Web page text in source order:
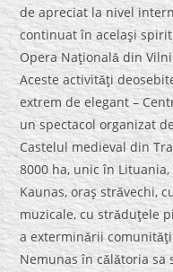
de apreciat la nivel
continuat în acelaşi
Opera Naţionalǎ din
Aceste activitǎţi
extrem de elegant –
un spectacol organizat
Castelul medieval din
8000 ha, unic în
Kaunas, oraş strǎvechi,
muzicale, cu strǎduţele
a exterminǎrii
Nemunas în cǎlǎtoria sa